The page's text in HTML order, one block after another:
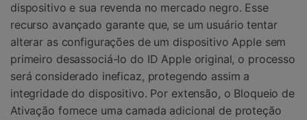
dispositivo e sua revenda no mercado negro. Esse
recurso avançado garante que, se um usuário tentar
alterar as configurações de um dispositivo Apple sem
primeiro desassociá-lo do ID Apple original, o processo
será considerado ineficaz, protegendo assim a
integridade do dispositivo. Por extensão, o Bloqueio de
Ativação fornece uma camada adicional de proteção